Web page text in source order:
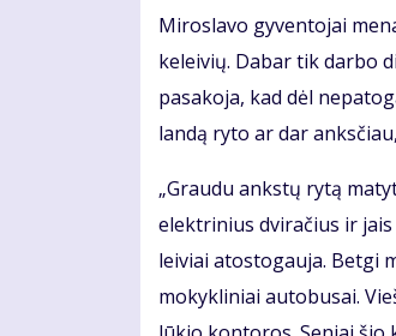
Mi­ros­la­vo gy­ven­to­jai
ke­lei­vių. Da­bar tik dar­bo
pa­sa­ko­ja, kad dėl
lan­dą ry­to ar dar
„Grau­du anks­tų ry­tą
elek­tri­nius dvi­ra­čius ir
lei­viai atos­to­gau­ja. Bet­gi
mo­kyk­li­niai au­to­bu­sai.